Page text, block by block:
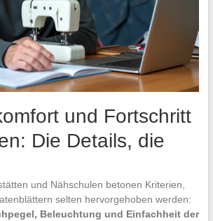
und Fortschritt
Die Details, die
und Nähschulen betonen Kriterien,
selten hervorgehoben werden:
Beleuchtung und Einfachheit der